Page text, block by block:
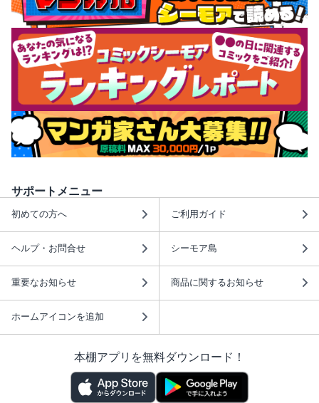
サポートメニュー
初めての方へ ご利用ガイド
ヘルプ・お問合せ シーモア島
重要なお知らせ 商品に関するお知らせ
ホームアイコンを追加
本棚アプリを無料ダウンロード！